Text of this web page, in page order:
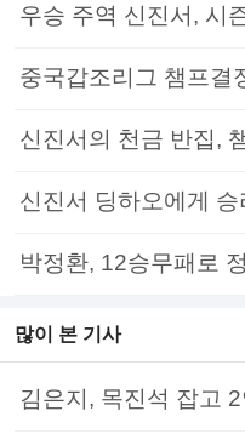
우승 주역 신진서, 시
중국갑조리그 챔프결
신진서의 천금 반집,
신진서 딩하오에게
박정환, 12승무패로
많이 본 기사
김은지, 목진석 잡고